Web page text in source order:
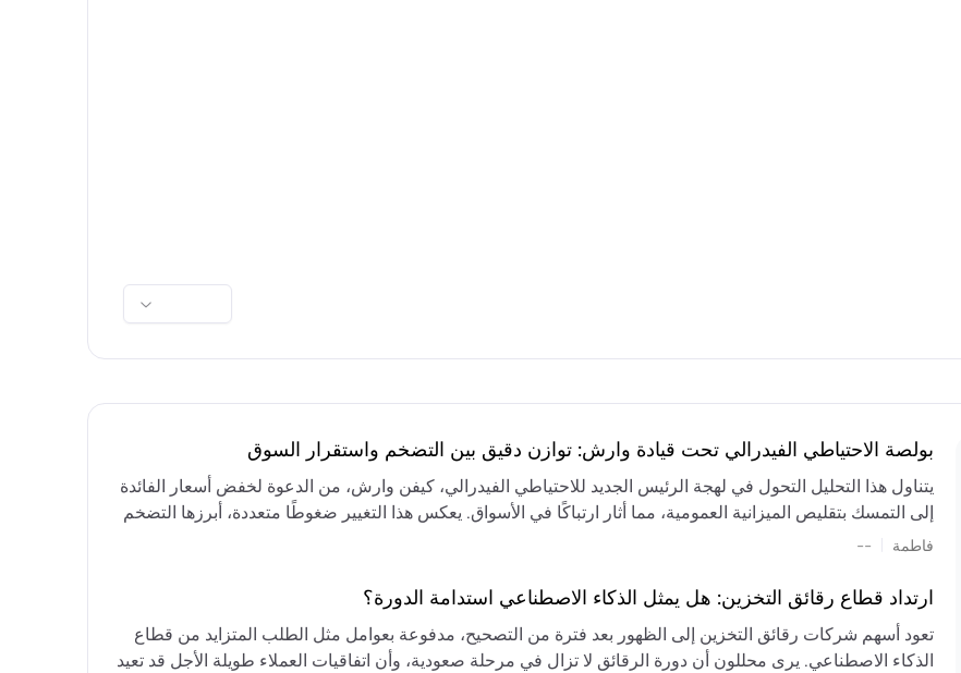
بولصة الاحتياطي الفيدرالي تحت قيادة وارش: توازن دقيق بين التضخم واستقرار السوق
يتناول هذا التحليل التحول في لهجة الرئيس الجديد للاحتياطي الفيدرالي، كيفن وارش، من الدعوة لخفض أسعار الفائدة
إلى التمسك بتقليص الميزانية العمومية، مما أثار ارتباكًا في الأسواق. يعكس هذا التغيير ضغوطًا متعددة، أبرزها التضخم
المستمر، والعجز المالي الكبير، والتوترات الجيوسياسية في الشرق الأوسط، التي تقيد خيارات خفض الفائدة أو خفض
وتجنب التدابير الاستفزازية التي قد تزعزع استقرار السوق.
فاطمة --
ارتداد قطاع رقائق التخزين: هل يمثل الذكاء الاصطناعي استدامة الدورة؟
تعود أسهم شركات رقائق التخزين إلى الظهور بعد فترة من التصحيح، مدفوعة بعوامل مثل الطلب المتزايد من قطاع
الذكاء الاصطناعي. يرى محللون أن دورة الرقائق لا تزال في مرحلة صعودية، وأن اتفاقيات العملاء طويلة الأجل قد تعيد